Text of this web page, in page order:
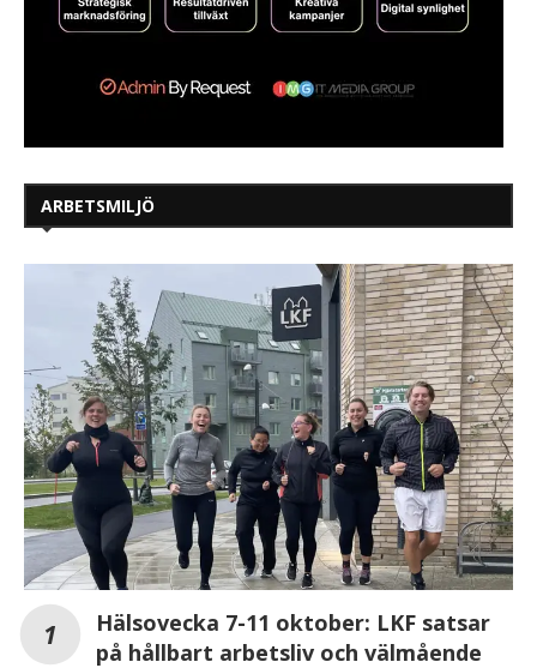
ARBETSMILJÖ
Hälsovecka 7-11 oktober: LKF satsar
på hållbart arbetsliv och välmående